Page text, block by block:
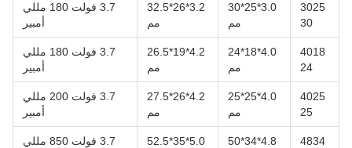
3025
30
3.0*25*30
مم
3.2*26*32.5
مم
3.7 فولت 180 مللي
أمبير
4018
24
4.0*18*24
مم
4.2*19*26.5
مم
3.7 فولت 180 مللي
أمبير
4025
25
4.0*25*25
مم
4.2*26*27.5
مم
3.7 فولت 200 مللي
أمبير
4834
4.8*34*50
5.0*35*52.5
3.7 فولت 850 مللي